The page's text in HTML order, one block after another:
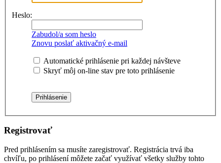
Heslo:
Zabudol/a som heslo
Znovu poslať aktivačný e-mail
Automatické prihlásenie pri každej návšteve
Skryť môj on-line stav pre toto prihlásenie
Registrovať
Pred prihlásením sa musíte zaregistrovať. Registrácia trvá iba
chvíľu, po prihlásení môžete začať využívať všetky služby tohto